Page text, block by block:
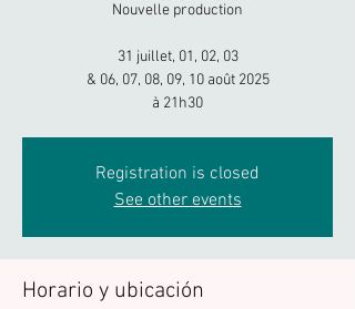
Nouvelle production
31 juillet, 01, 02, 03
& 06, 07, 08, 09, 10 août 2025
à 21h30
Registration is closed
See other events
Horario y ubicación